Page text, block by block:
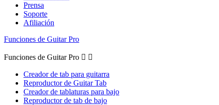
Prensa
Soporte
Afiliación
Funciones de Guitar Pro
Funciones de Guitar Pro  
Creador de tab para guitarra
Reproductor de Guitar Tab
Creador de tablaturas para bajo
Reproductor de tab de bajo